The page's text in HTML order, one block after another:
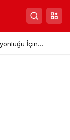
İçin